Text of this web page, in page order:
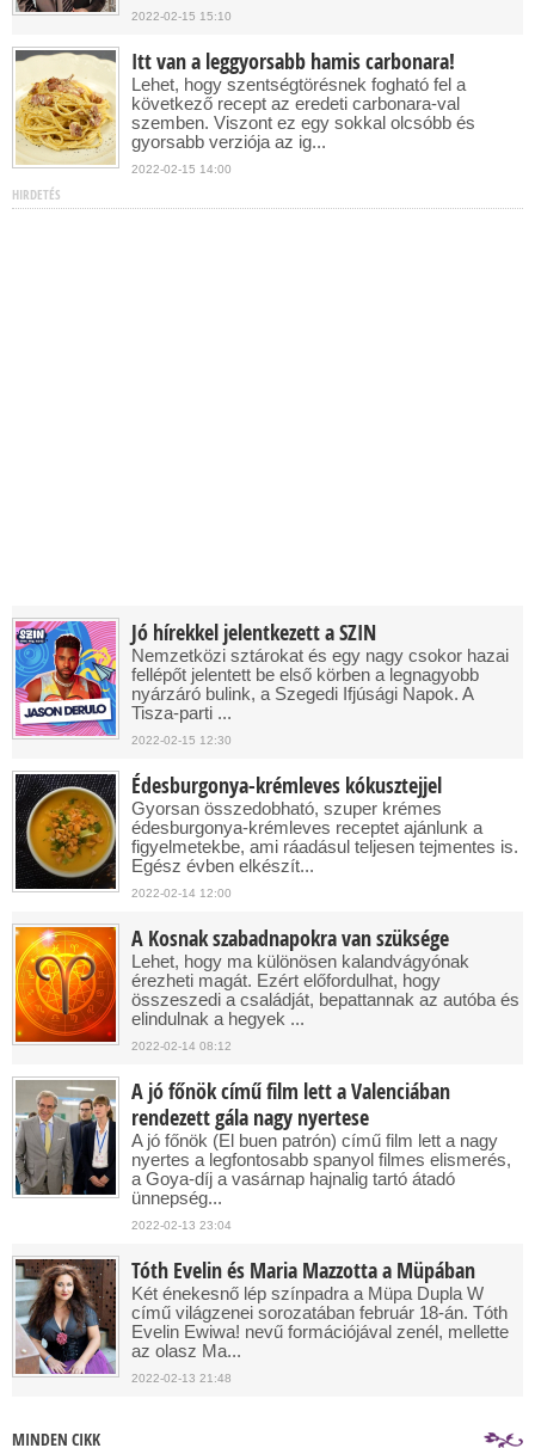
2022-02-15 15:10
Itt van a leggyorsabb hamis carbonara!
Lehet, hogy szentségtörésnek fogható fel a
következő recept az eredeti carbonara-val
szemben. Viszont ez egy sokkal olcsóbb és
gyorsabb verziója az ig...
2022-02-15 14:00
HIRDETÉS
Jó hírekkel jelentkezett a SZIN
Nemzetközi sztárokat és egy nagy csokor hazai
fellépőt jelentett be első körben a legnagyobb
nyárzáró bulink, a Szegedi Ifjúsági Napok. A
Tisza-parti ...
2022-02-15 12:30
Édesburgonya-krémleves kókusztejjel
Gyorsan összedobható, szuper krémes
édesburgonya-krémleves receptet ajánlunk a
figyelmetekbe, ami ráadásul teljesen tejmentes is.
Egész évben elkészít...
2022-02-14 12:00
A Kosnak szabadnapokra van szüksége
Lehet, hogy ma különösen kalandvágyónak
érezheti magát. Ezért előfordulhat, hogy
összeszedi a családját, bepattannak az autóba és
elindulnak a hegyek ...
2022-02-14 08:12
A jó főnök című film lett a Valenciában
rendezett gála nagy nyertese
A jó főnök (El buen patrón) című film lett a nagy
nyertes a legfontosabb spanyol filmes elismerés,
a Goya-díj a vasárnap hajnalig tartó átadó
ünnepség...
2022-02-13 23:04
Tóth Evelin és Maria Mazzotta a Müpában
Két énekesnő lép színpadra a Müpa Dupla W
című világzenei sorozatában február 18-án. Tóth
Evelin Ewiwa! nevű formációjával zenél, mellette
az olasz Ma...
2022-02-13 21:48
MINDEN CIKK